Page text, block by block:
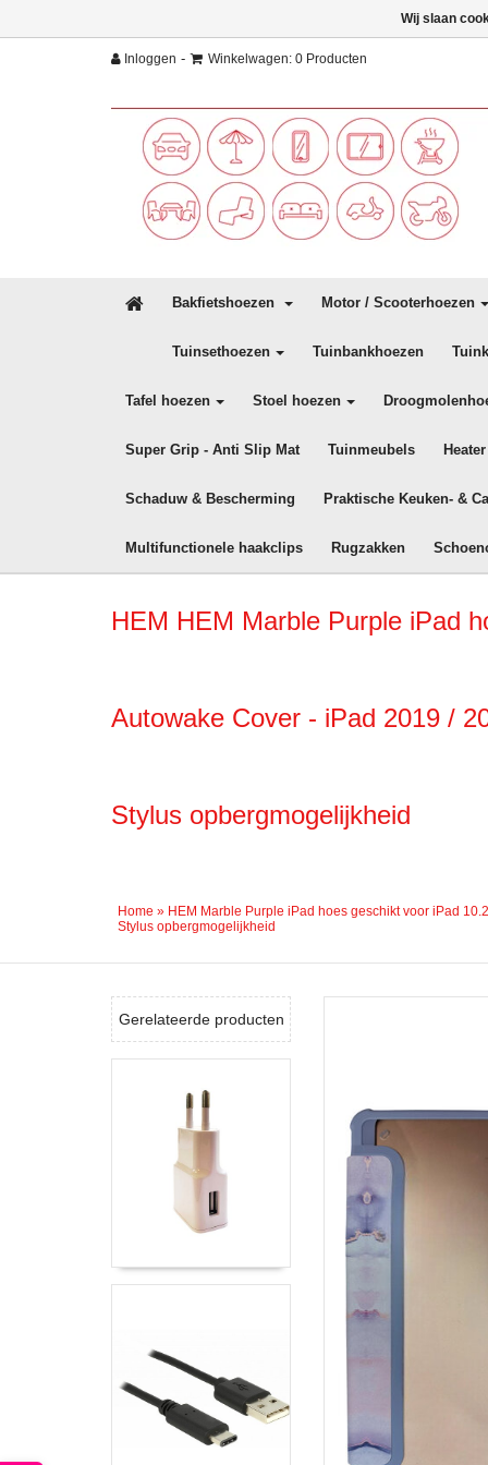
Inloggen - Winkelwagen: 0 Producten
Bakfietshoezen Motor / Scooterhoezen
Tuinsethoezen Tuinbankhoezen
Tafel hoezen Stoel hoezen
Super Grip - Anti Slip Mat Tuinmeubels
Schaduw & Bescherming Praktische Keuken- &
Multifunctionele haakclips Rugzakken
HEM HEM Marble Purple iPad
Autowake Cover - iPad 2019 /
Stylus opbergmogelijkheid
Home » HEM Marble Purple iPad hoes geschikt voor iPad
Stylus opbergmogelijkheid
Gerelateerde producten
Wij slaan